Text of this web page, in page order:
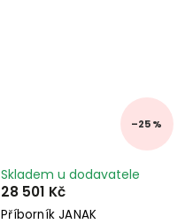
–25 %
Příborník JANAK
Skladem u dodavatele
28 501 Kč